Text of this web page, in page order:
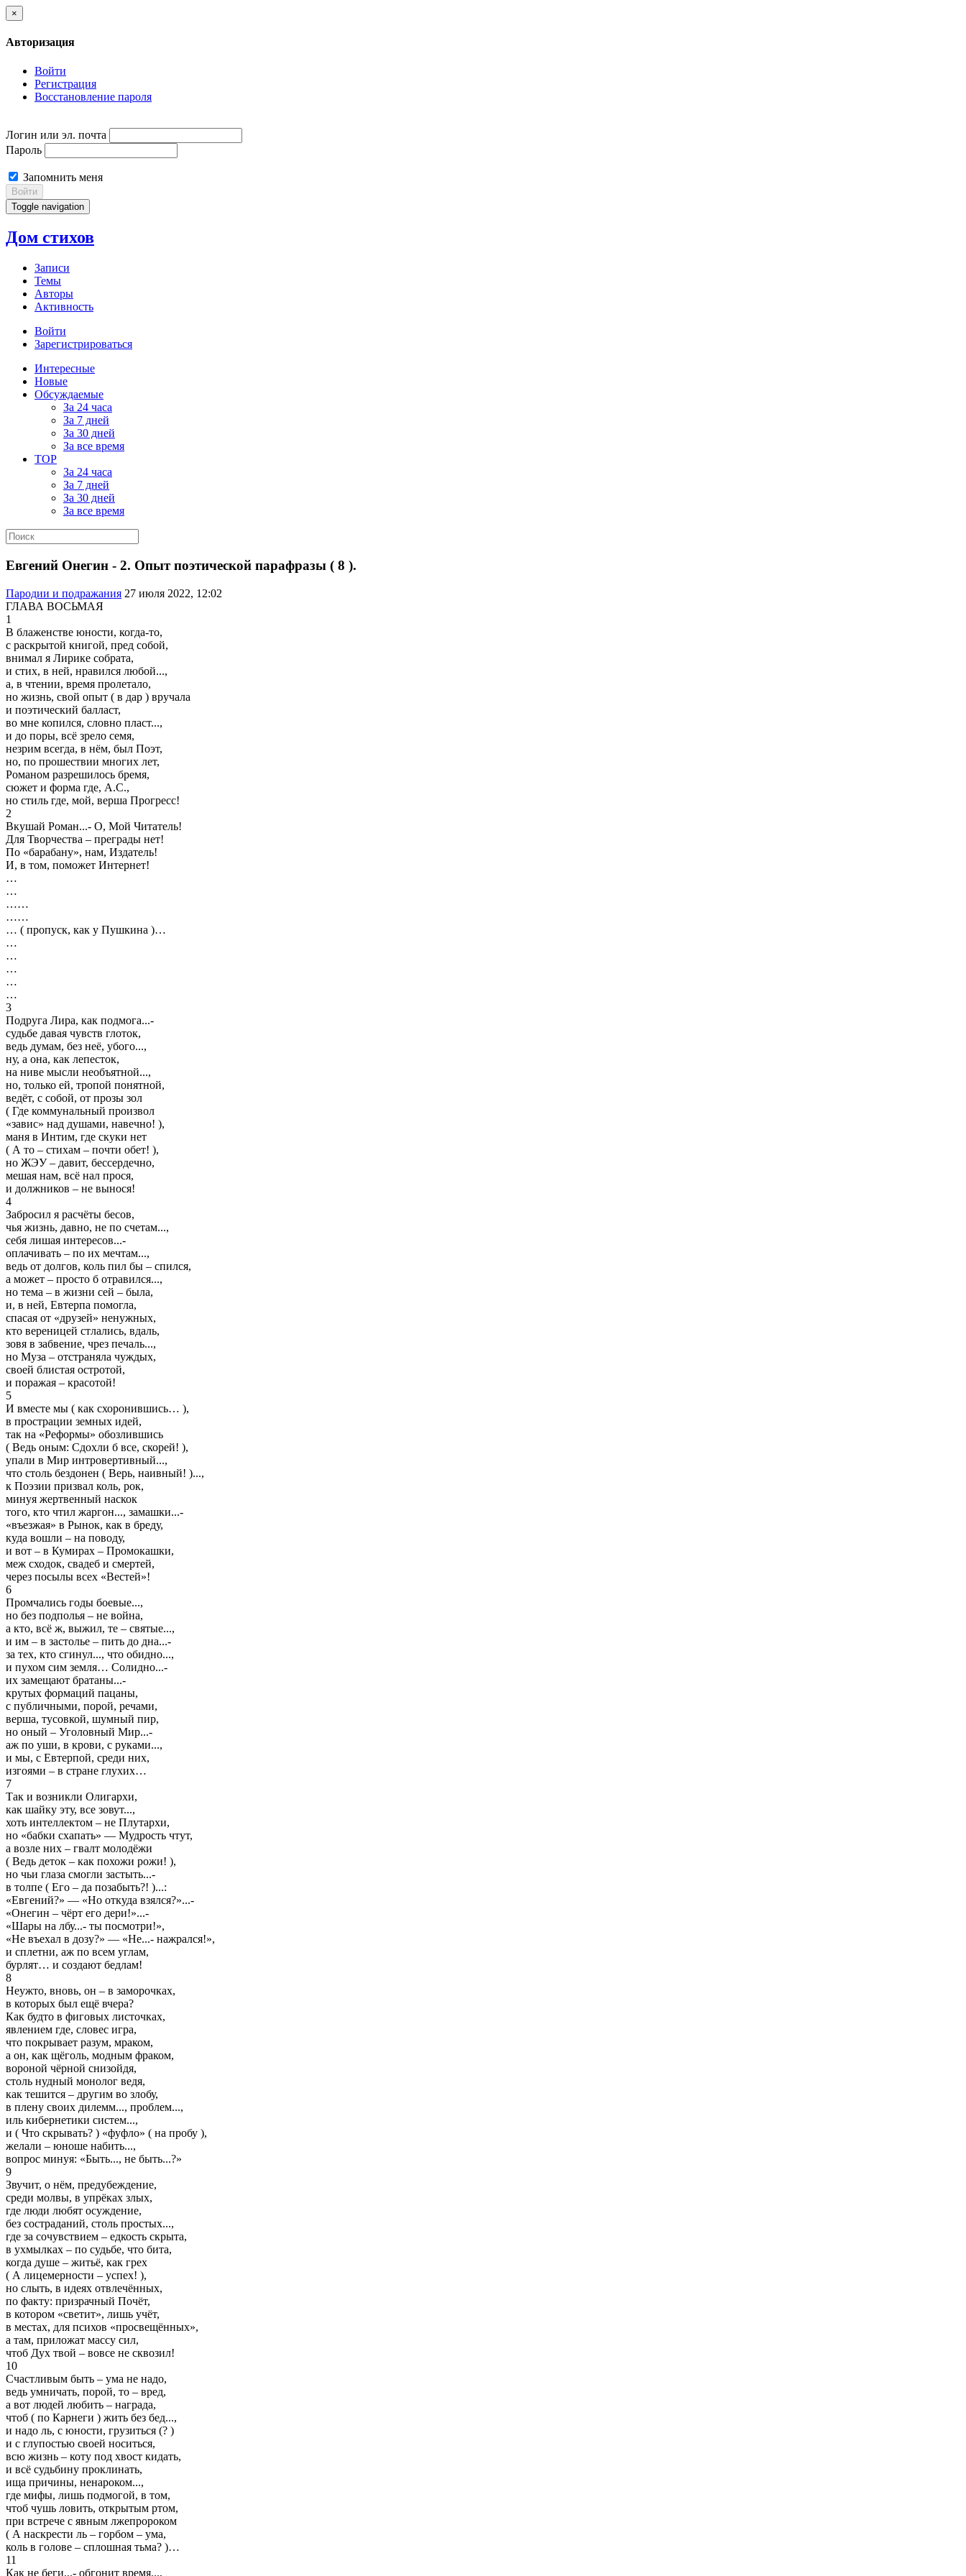
×
Авторизация
Войти
Регистрация
Восстановление пароля
Логин или эл. почта
Пароль
Запомнить меня
Войти
Toggle navigation
Дом стихов
Записи
Темы
Авторы
Активность
Войти
Зарегистрироваться
Интересные
Новые
Обсуждаемые
За 24 часа
За 7 дней
За 30 дней
За все время
TOP
За 24 часа
За 7 дней
За 30 дней
За все время
Евгений Онегин - 2. Опыт поэтической парафразы ( 8 ).
Пародии и подражания 27 июля 2022, 12:02
ГЛАВА ВОСЬМАЯ
1
В блаженстве юности, когда-то,
с раскрытой книгой, пред собой,
внимал я Лирике собрата,
и стих, в ней, нравился любой...,
а, в чтении, время пролетало,
но жизнь, свой опыт ( в дар ) вручала
и поэтический балласт,
во мне копился, словно пласт...,
и до поры, всё зрело семя,
незрим всегда, в нём, был Поэт,
но, по прошествии многих лет,
Романом разрешилось бремя,
сюжет и форма где, А.С.,
но стиль где, мой, верша Прогресс!
2
Вкушай Роман...- О, Мой Читатель!
Для Творчества – преграды нет!
По «барабану», нам, Издатель!
И, в том, поможет Интернет!
…
…
……
……
… ( пропуск, как у Пушкина )…
…
…
…
…
…
3
Подруга Лира, как подмога...-
судьбе давая чувств глоток,
ведь думам, без неё, убого...,
ну, а она, как лепесток,
на ниве мысли необъятной...,
но, только ей, тропой понятной,
ведёт, с собой, от прозы зол
( Где коммунальный произвол
«завис» над душами, навечно! ),
маня в Интим, где скуки нет
( А то – стихам – почти обет! ),
но ЖЭУ – давит, бессердечно,
мешая нам, всё нал прося,
и должников – не вынося!
4
Забросил я расчёты бесов,
чья жизнь, давно, не по счетам...,
себя лишая интересов...-
оплачивать – по их мечтам...,
ведь от долгов, коль пил бы – спился,
а может – просто б отравился...,
но тема – в жизни сей – была,
и, в ней, Евтерпа помогла,
спасая от «друзей» ненужных,
кто вереницей стлались, вдаль,
зовя в забвение, чрез печаль...,
но Муза – отстраняла чуждых,
своей блистая остротой,
и поражая – красотой!
5
И вместе мы ( как схоронившись… ),
в прострации земных идей,
так на «Реформы» обозлившись
( Ведь оным: Сдохли б все, скорей! ),
упали в Мир интровертивный...,
что столь бездонен ( Верь, наивный! )...,
к Поэзии призвал коль, рок,
минуя жертвенный наскок
того, кто чтил жаргон..., замашки...-
«въезжая» в Рынок, как в бреду,
куда вошли – на поводу,
и вот – в Кумирах – Промокашки,
меж сходок, свадеб и смертей,
через посылы всех «Вестей»!
6
Промчались годы боевые...,
но без подполья – не война,
а кто, всё ж, выжил, те – святые...,
и им – в застолье – пить до дна...-
за тех, кто сгинул..., что обидно...,
и пухом сим земля… Солидно...-
их замещают братаны...-
крутых формаций пацаны,
с публичными, порой, речами,
верша, тусовкой, шумный пир,
но оный – Уголовный Мир...-
аж по уши, в крови, с руками...,
и мы, с Евтерпой, среди них,
изгоями – в стране глухих…
7
Так и возникли Олигархи,
как шайку эту, все зовут...,
хоть интеллектом – не Плутархи,
но «бабки схапать» — Мудрость чтут,
а возле них – гвалт молодёжи
( Ведь деток – как похожи рожи! ),
но чьи глаза смогли застыть...-
в толпе ( Его – да позабыть?! )...:
«Евгений?» — «Но откуда взялся?»...-
«Онегин – чёрт его дери!»...-
«Шары на лбу...- ты посмотри!»,
«Не въехал в дозу?» — «Не...- нажрался!»,
и сплетни, аж по всем углам,
бурлят… и создают бедлам!
8
Неужто, вновь, он – в заморочках,
в которых был ещё вчера?
Как будто в фиговых листочках,
явлением где, словес игра,
что покрывает разум, мраком,
а он, как щёголь, модным фраком,
вороной чёрной снизойдя,
столь нудный монолог ведя,
как тешится – другим во злобу,
в плену своих дилемм..., проблем...,
иль кибернетики систем...,
и ( Что скрывать? ) «фуфло» ( на пробу ),
желали – юноше набить...,
вопрос минуя: «Быть..., не быть...?»
9
Звучит, о нём, предубеждение,
среди молвы, в упрёках злых,
где люди любят осуждение,
без состраданий, столь простых...,
где за сочувствием – едкость скрыта,
в ухмылках – по судьбе, что бита,
когда душе – житьё, как грех
( А лицемерности – успех! ),
но слыть, в идеях отвлечённых,
по факту: призрачный Почёт,
в котором «светит», лишь учёт,
в местах, для психов «просвещённых»,
а там, приложат массу сил,
чтоб Дух твой – вовсе не сквозил!
10
Счастливым быть – ума не надо,
ведь умничать, порой, то – вред,
а вот людей любить – награда,
чтоб ( по Карнеги ) жить без бед...,
и надо ль, с юности, грузиться (? )
и с глупостью своей носиться,
всю жизнь – коту под хвост кидать,
и всё судьбину проклинать,
ища причины, ненароком...,
где мифы, лишь подмогой, в том,
чтоб чушь ловить, открытым ртом,
при встрече с явным лжепророком
( А наскрести ль – горбом – ума,
коль в голове – сплошная тьма? )…
11
Как не беги...- обгонит время...,